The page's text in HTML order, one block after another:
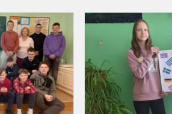
Paminėta
savižudybių
prevencijos
diena